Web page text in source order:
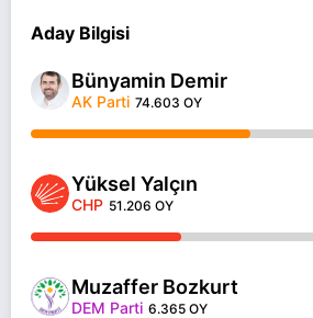
Aday Bilgisi
Bünyamin Demir
AK Parti 74.603 OY
Yüksel Yalçın
CHP 51.206 OY
Muzaffer Bozkurt
DEM Parti 6.365 OY